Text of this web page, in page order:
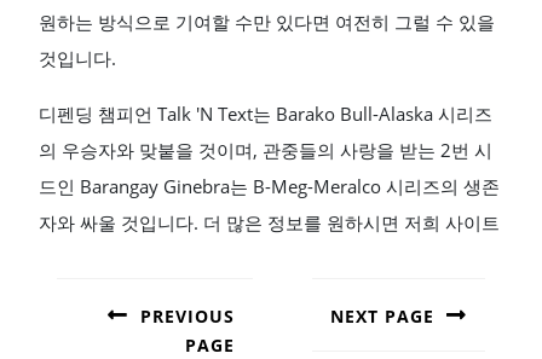
원하는 방식으로 기여할 수만 있다면 여전히 그럴 수 있을
것입니다.
디펜딩 챔피언 Talk 'N Text는 Barako Bull-Alaska 시리즈
의 우승자와 맞붙을 것이며, 관중들의 사랑을 받는 2번 시
드인 Barangay Ginebra는 B-Meg-Meralco 시리즈의 생존
자와 싸울 것입니다. 더 많은 정보를 원하시면 저희 사이트
NAVIGATION
PREVIOUS
PAGE
NEXT PAGE